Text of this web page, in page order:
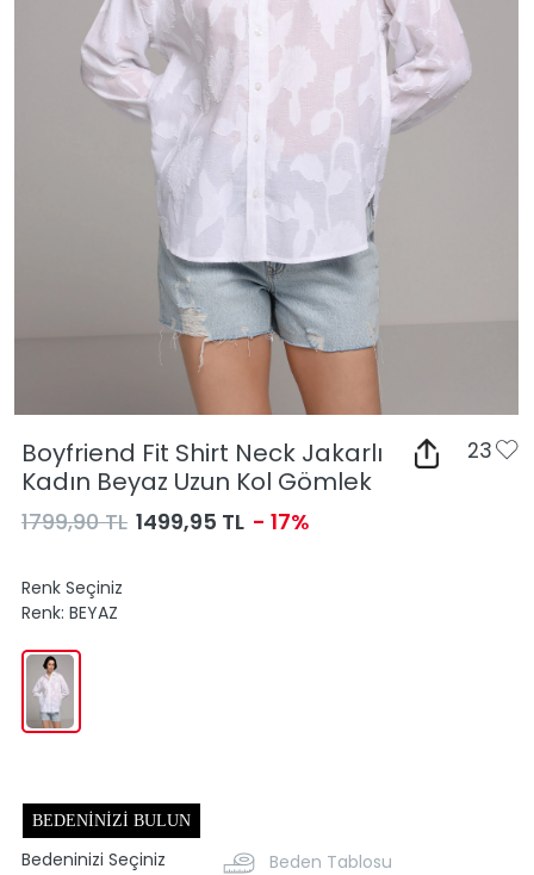
Boyfriend Fit Shirt Neck Jakarlı
Kadın Beyaz Uzun Kol Gömlek
23
1799,90 TL 1499,95 TL - 17%
Renk Seçiniz
Renk: BEYAZ
BEDENINIZI BULUN
Bedeninizi Seçiniz
Beden Tablosu